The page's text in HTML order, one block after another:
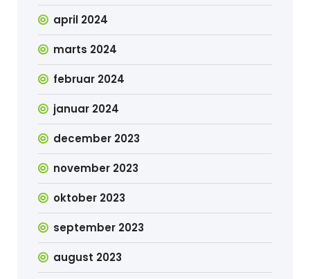
april 2024
marts 2024
februar 2024
januar 2024
december 2023
november 2023
oktober 2023
september 2023
august 2023